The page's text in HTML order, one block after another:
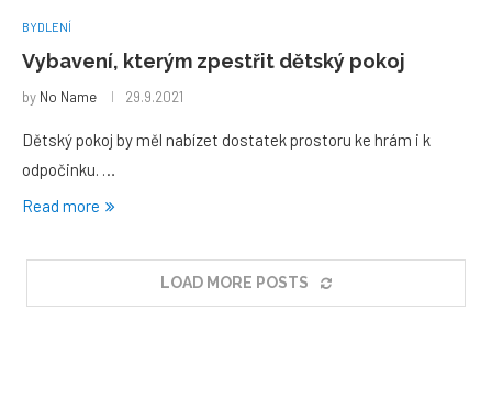
BYDLENÍ
Vybavení, kterým zpestřit dětský pokoj
by No Name 29.9.2021
Dětský pokoj by měl nabízet dostatek prostoru ke hrám i k
odpočinku. …
Read more
LOAD MORE POSTS